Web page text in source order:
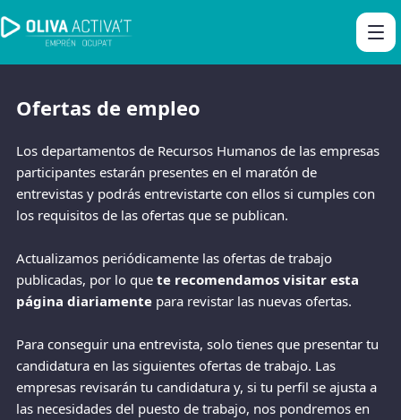
Ofertas de empleo
Los departamentos de Recursos Humanos de las empresas
participantes estarán presentes en el maratón de
entrevistas y podrás entrevistarte con ellos si cumples con
los requisitos de las ofertas que se publican.
Actualizamos periódicamente las ofertas de trabajo
publicadas, por lo que te recomendamos visitar esta
página diariamente para revistar las nuevas ofertas.
Para conseguir una entrevista, solo tienes que presentar tu
candidatura en las siguientes ofertas de trabajo. Las
empresas revisarán tu candidatura y, si tu perfil se ajusta a
las necesidades del puesto de trabajo, nos pondremos en